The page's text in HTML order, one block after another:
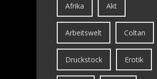
Afrika Akt
Arbeitswelt Coltan
Druckstock Erotik